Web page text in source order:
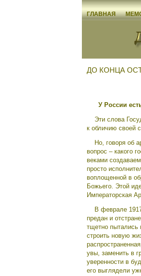
ГЛАВНАЯ
ДО КОНЦА
У России есть
Эти слова
к обличию своей
Но, говоря об
вопрос – какого
веками
просто
воплощенной в
Божьего. Этой
Императорская
В феврале 1917
предан и
тщетно пытались
строить новую
увы, заменить в
уверенности в
его выглядели